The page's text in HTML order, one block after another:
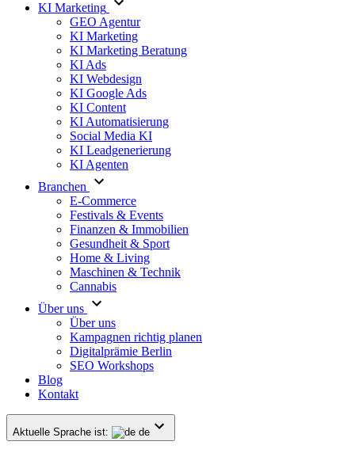
KI Marketing
GEO Agentur
KI Marketing
KI Marketing Beratung
KI Ads
KI Webdesign
KI Google Ads
KI Content
KI Automatisierung
Social Media KI
KI Leadgenerierung
KI Agenten
Branchen
E-Commerce
Festivals & Events
Finanzen & Immobilien
Gesundheit & Sport
Home & Living
Maschinen & Technik
Cannabis
Über uns
Über uns
Kampagnen richtig planen
Digitalprämie Berlin
SEO Workshops
Blog
Kontakt
Aktuelle Sprache ist: de